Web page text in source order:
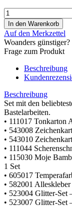
Auf den Merkzettel
Woanders günstiger?
Frage zum Produkt
Beschreibung
Beschreibung
Set mit den
Bastelarbeiten.
• 111017 Tonkarton
• 543008
• 543010
• 111044
• 115030 Moje
1 Set
• 605017
• 582001
• 523004 Glitter-Set
• 523007 Glitter-Set